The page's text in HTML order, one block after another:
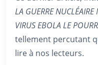
LA GUERRE
VIRUS EBOLA LE
tellement percutant
lire à nos lecteurs.